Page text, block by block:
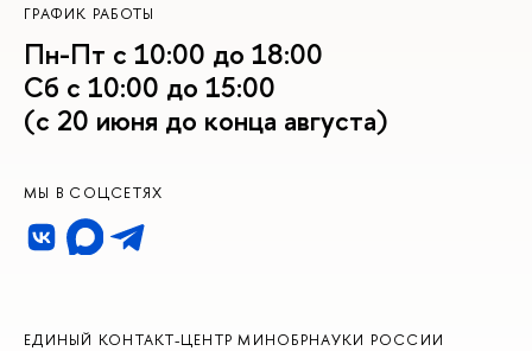
ГРАФИК РАБОТЫ
Пн-Пт с 10:00 до 18:00
Сб с 10:00 до 15:00
(с 20 июня до конца августа)
МЫ В СОЦСЕТЯХ
ЕДИНЫЙ КОНТАКТ-ЦЕНТР МИНОБРНАУКИ РОССИИ